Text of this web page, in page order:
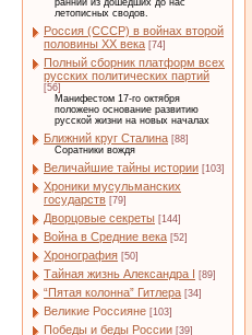
ранний из дошедших до нас
летописных сводов.
Россия (СССР) в войнах второй
половины XX века [74]
Полный сборник платформ всех
русских политических партий
[56]
Манифестом 17-го октября
положено основание развитию
русской жизни на новых началах
Ближний круг Сталина [88]
Соратники вождя
Величайшие тайны истории [103]
Хроники мусульманских
государств [79]
Дворцовые секреты [144]
Война в Средние века [52]
Хронография [50]
Тайная жизнь Александра I [89]
“Пятая колонна” Гитлера [34]
Великие Россияне [103]
Победы и беды России [39]